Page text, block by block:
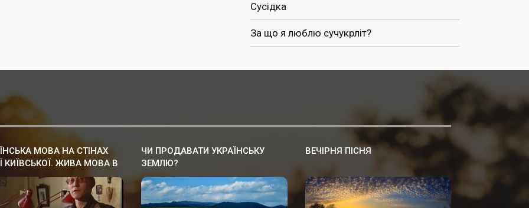
Сусідка
За що я люблю сучукрліт?
МОВА НА СТІНАХ
КИЇВСЬКОЇ. ЖИВА МОВА В
РУСІ
ЧИ ПРОДАВАТИ УКРАЇНСЬКУ
ЗЕМЛЮ?
ВЕЧІРНЯ ПІСНЯ